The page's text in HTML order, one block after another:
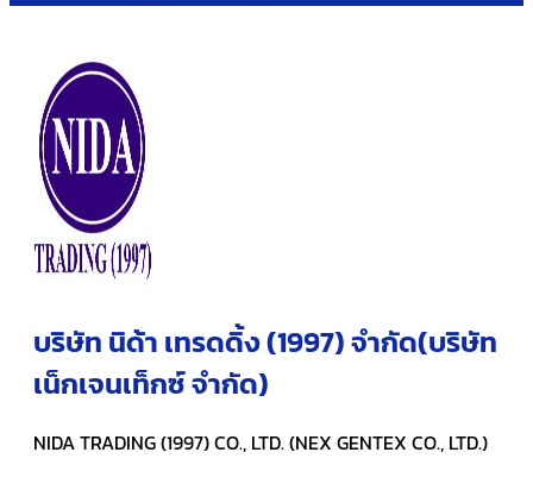
บริษัท นิด้า เทรดดิ้ง (1997) จำกัด(บริษัท
เน็กเจนเท็กซ์ จำกัด)
NIDA TRADING (1997) CO., LTD. (NEX GENTEX CO., LTD.)